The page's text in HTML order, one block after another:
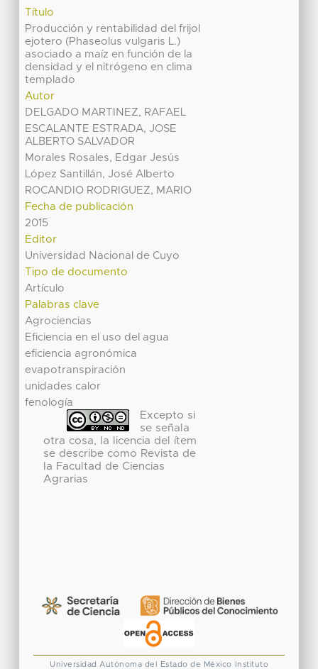
Título
Producción y rentabilidad del frijol
ejotero (Phaseolus vulgaris L.)
asociado a maíz en función de la
densidad y el nitrógeno en clima
templado
Autor
DELGADO MARTINEZ, RAFAEL
ESCALANTE ESTRADA, JOSE
ALBERTO SALVADOR
Morales Rosales, Edgar Jesús
López Santillán, José Alberto
ROCANDIO RODRIGUEZ, MARIO
Fecha de publicación
2015
Editor
Universidad Nacional de Cuyo
Tipo de documento
Artículo
Palabras clave
Agrociencias
Eficiencia en el uso del agua
eficiencia agronómica
evapotranspiración
unidades calor
fenología
Excepto si
se señala
otra cosa, la licencia del ítem
se describe como Revista de
la Facultad de Ciencias
Agrarias
Universidad Autónoma del Estado de México Instituto